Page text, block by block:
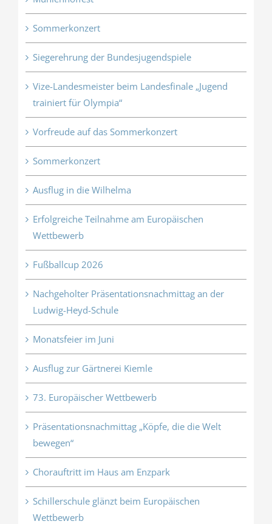
Sommerkonzert
Siegerehrung der Bundesjugendspiele
Vize-Landesmeister beim Landesfinale „Jugend
trainiert für Olympia“
Vorfreude auf das Sommerkonzert
Sommerkonzert
Ausflug in die Wilhelma
Erfolgreiche Teilnahme am Europäischen
Wettbewerb
Fußballcup 2026
Nachgeholter Präsentationsnachmittag an der
Ludwig-Heyd-Schule
Monatsfeier im Juni
Ausflug zur Gärtnerei Kiemle
73. Europäischer Wettbewerb
Präsentationsnachmittag „Köpfe, die die Welt
bewegen“
Chorauftritt im Haus am Enzpark
Schillerschule glänzt beim Europäischen
Wettbewerb